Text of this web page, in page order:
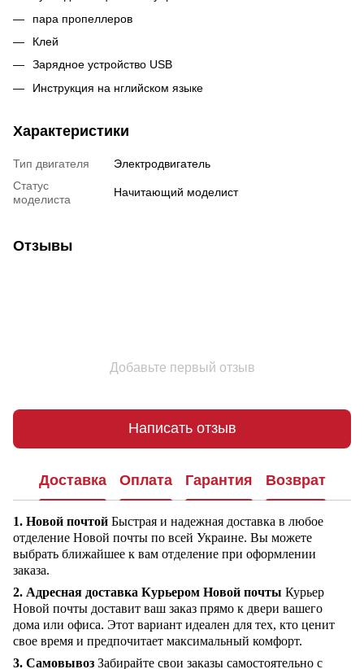
пара пропеллеров
Клей
Зарядное устройство USB
Инструкция на нглийском языке
Характеристики
Тип двигателя
Электродвигатель
Статус
моделиста
Начитающий моделист
Отзывы
Добавьте первый отзыв
Написать отзыв
Доставка Оплата Гарантия Возврат
1. Новой почтой Быстрая и надежная доставка в любое
отделение Новой почты по всей Украине. Вы можете
выбрать ближайшее к вам отделение при оформлении
заказа.
2. Адресная доставка Курьером Новой почты Курьер
Новой почты доставит ваш заказ прямо к двери вашего
дома или офиса. Этот вариант идеален для тех, кто ценит
свое время и предпочитает максимальный комфорт.
3. Самовывоз Забирайте свои заказы самостоятельно с